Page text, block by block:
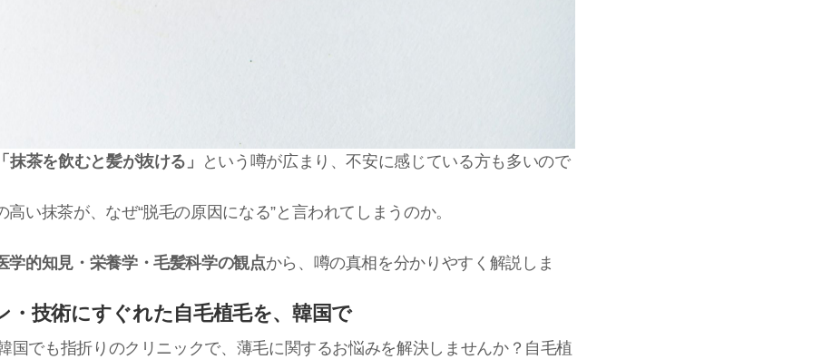
「抹茶を飲むと髪が抜ける」
という噂が広まり、不安に感じている方も多いので
い抹茶が、なぜ“脱毛の原因になる”と言われてしまうのか。
学的知見・栄養学・毛髪科学の観点から、噂の真相を分かりやすく解説しま
・技術にすぐれた自毛植毛を、韓国で
国でも指折りのクリニックで、薄毛に関するお悩みを解決しませんか？自毛植